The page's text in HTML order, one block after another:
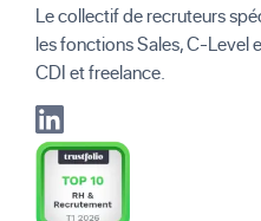
Le collectif de recruteurs
les fonctions Sales, C-Level
CDI et freelance.